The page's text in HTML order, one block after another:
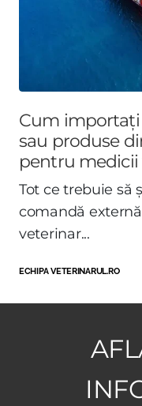
Cum importați
sau produse
pentru
Tot ce trebuie să
comandă
veterinar...
ECHIPA VETERINARUL.RO